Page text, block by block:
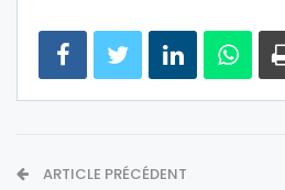
ARTICLE PRÉCÉDENT